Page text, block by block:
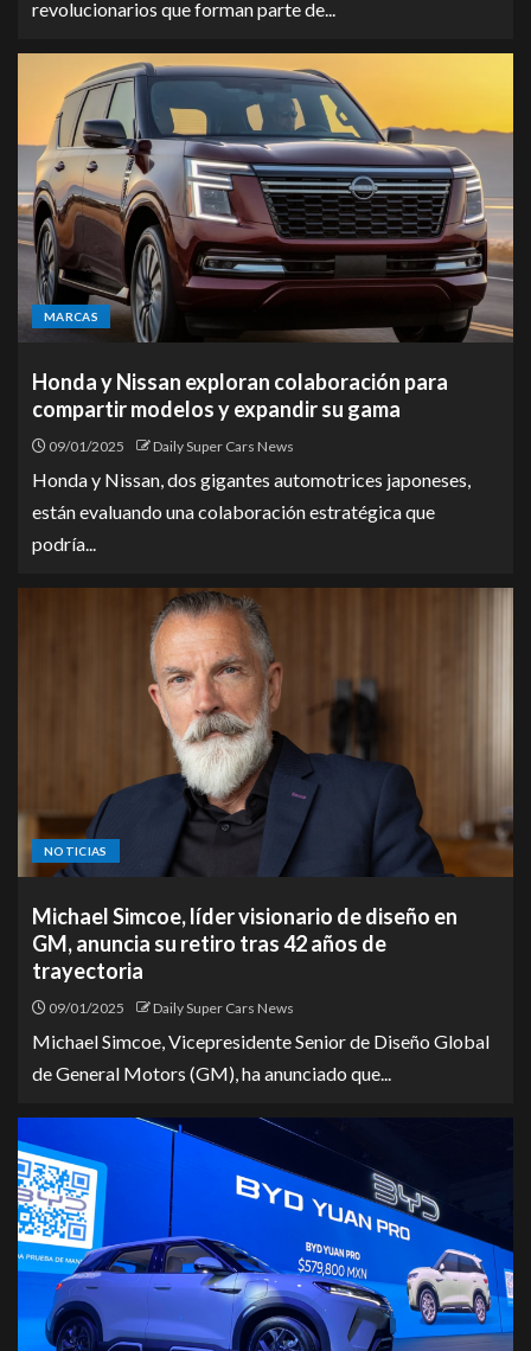
revolucionarios que forman parte de...
MARCAS
Honda y Nissan exploran colaboración para
compartir modelos y expandir su gama
09/01/2025 Daily Super Cars News
Honda y Nissan, dos gigantes automotrices japoneses,
están evaluando una colaboración estratégica que
podría...
NOTICIAS
Michael Simcoe, líder visionario de diseño en
GM, anuncia su retiro tras 42 años de
trayectoria
09/01/2025 Daily Super Cars News
Michael Simcoe, Vicepresidente Senior de Diseño Global
de General Motors (GM), ha anunciado que...